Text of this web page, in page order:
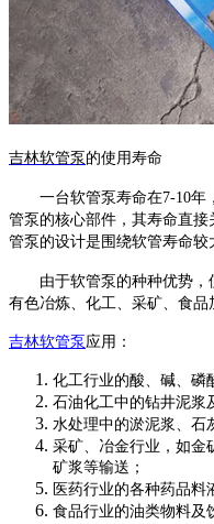
吉林软管泵 的使用寿命
一台软管泵寿命在7-10年
管泵 的核心部件，其寿命直接
管泵 的设计是围绕软管寿命较
由于软管泵 的种种优势，
有色冶炼、化工、采矿、食品
吉林软管泵 应用：
化工行业的酸、碱、磷
石油化工中的钻井泥浆
水处理中的淤泥浆、石
采矿、冶金行业，如金
矿浆等输送；
医药行业的各种药品料
食品行业的油类物料及